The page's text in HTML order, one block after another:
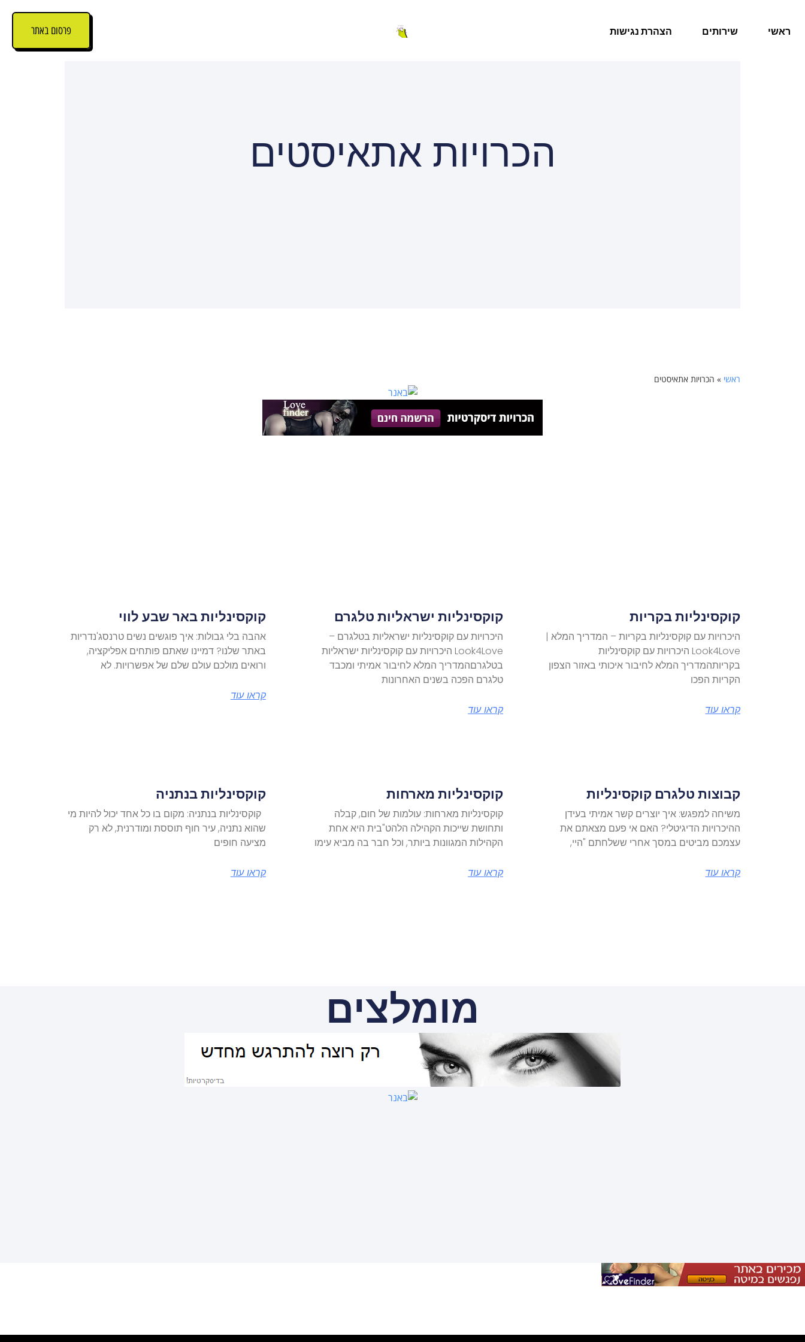
ראשי שירותים הצהרת נגישות פרסום באתר
הכרויות אתאיסטים
ראשי » הכרויות אתאיסטים
קוקסינליות בקריות
היכרויות עם קוקסינליות בקריות – המדריך המלא |
Look4Love היכרויות עם קוקסינליות
בקריותהמדריך המלא לחיבור איכותי באזור הצפון
הקריות הפכו
קראו עוד
קוקסינליות ישראליות טלגרם
היכרויות עם קוקסינליות ישראליות בטלגרם –
Look4Love היכרויות עם קוקסינליות ישראליות
בטלגרםהמדריך המלא לחיבור אמיתי ומכבד
טלגרם הפכה בשנים האחרונות
קראו עוד
קוקסינליות באר שבע לווי
אהבה בלי גבולות: איך פוגשים נשים טרנסג'נדריות
באתר שלנו? דמיינו שאתם פותחים אפליקציה,
ורואים מולכם עולם שלם של אפשרויות. לא
קראו עוד
קבוצות טלגרם קוקסינליות
משיחה למפגש: איך יוצרים קשר אמיתי בעידן
ההיכרויות הדיגיטלי? האם אי פעם מצאתם את
עצמכם מביטים במסך אחרי ששלחתם "היי,
קראו עוד
קוקסינליות מארחות
קוקסינליות מארחות: עולמות של חום, קבלה
ותחושת שייכות הקהילה הלהט"בית היא אחת
הקהילות המגוונות ביותר, וכל חבר בה מביא עימו
קראו עוד
קוקסינליות בנתניה
קוקסינליות בנתניה: מקום בו כל אחד יכול להיות מי
שהוא נתניה, עיר חוף תוססת ומודרנית, לא רק
מציעה חופים
קראו עוד
מומלצים